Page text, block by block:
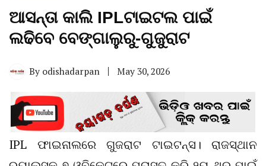
ଆସନ୍ତା କାଲି IPLଟାଇଟଲ ପାଇଁ
ଲଢିବେ ବେଙ୍ଗାଲୁରୁ-ଗୁଜୁରାଟ
By odishadarpan May 30, 2026
IPL ଫାଇନାଲରେ ଗୁଜରାଟ ଟାଇଟନ୍ସ। ରାଜସ୍ଥାନ